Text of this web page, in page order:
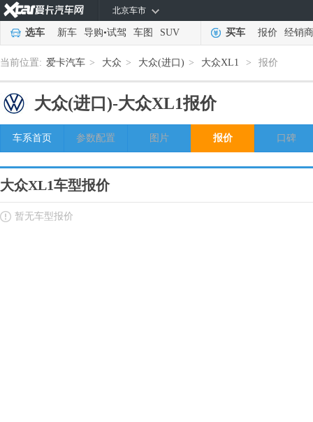
北京车市
选车 新车 导购•试驾 车图 SUV 买车 报价 经销商
当前位置: 爱卡汽车 > 大众 > 大众(进口) > 大众XL1 > 报价
大众(进口)-大众XL1报价
车系首页 参数配置 图片 报价 口碑
大众XL1车型报价
暂无车型报价